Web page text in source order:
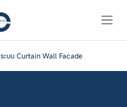
ระบบ Curtain Wall Facade